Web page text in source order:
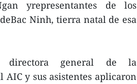
yrepresentantes de los
Ninh, tierra natal de esa
general de la
y sus asistentes aplicaron